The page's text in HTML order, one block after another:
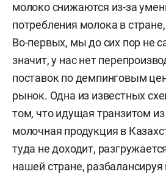
молоко снижаются из-за
потребления молока в
Во-первых, мы до сих пор не
значит, у нас нет
поставок по демпинговым
рынок. Одна из известных
том, что идущая транзитом
молочная продукция в
туда не доходит,
нашей стране,